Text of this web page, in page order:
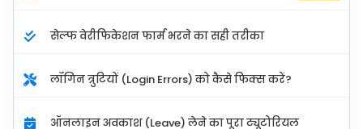
सेल्फ वेरीफिकेशन फार्म भरने का सही तरीका
लॉगिन त्रुटियों (Login Errors) को कैसे फिक्स करें?
ऑनलाइन अवकाश (Leave) लेने का पूरा ट्यूटोरियल